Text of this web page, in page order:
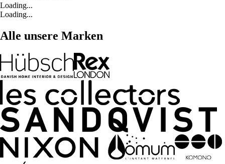
Loading...
Loading...
Alle unsere Marken